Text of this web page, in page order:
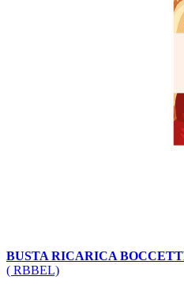
BUSTA RICARICA
( RBBEL)